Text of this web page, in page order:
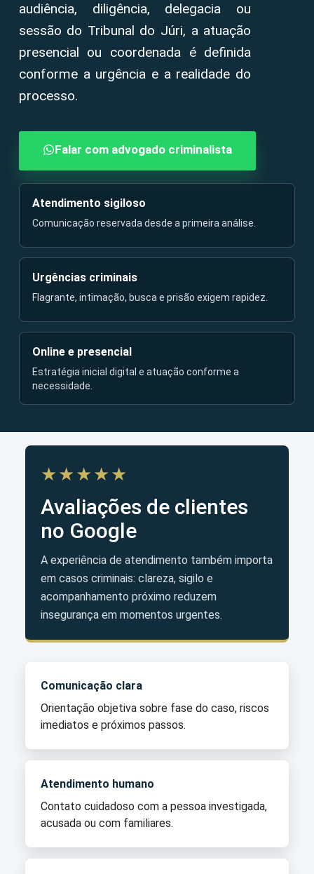
audiência, diligência, delegacia ou
sessão do Tribunal do Júri, a atuação
presencial ou coordenada é definida
conforme a urgência e a realidade do
processo.
Falar com advogado criminalista
Atendimento sigiloso
Comunicação reservada desde a primeira análise.
Urgências criminais
Flagrante, intimação, busca e prisão exigem rapidez.
Online e presencial
Estratégia inicial digital e atuação conforme a
necessidade.
★★★★★
Avaliações de clientes
no Google
A experiência de atendimento também importa
em casos criminais: clareza, sigilo e
acompanhamento próximo reduzem
insegurança em momentos urgentes.
Comunicação clara
Orientação objetiva sobre fase do caso, riscos
imediatos e próximos passos.
Atendimento humano
Contato cuidadoso com a pessoa investigada,
acusada ou com familiares.